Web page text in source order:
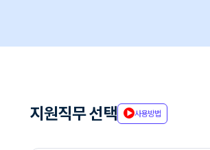
지원직무 선택 사용방법